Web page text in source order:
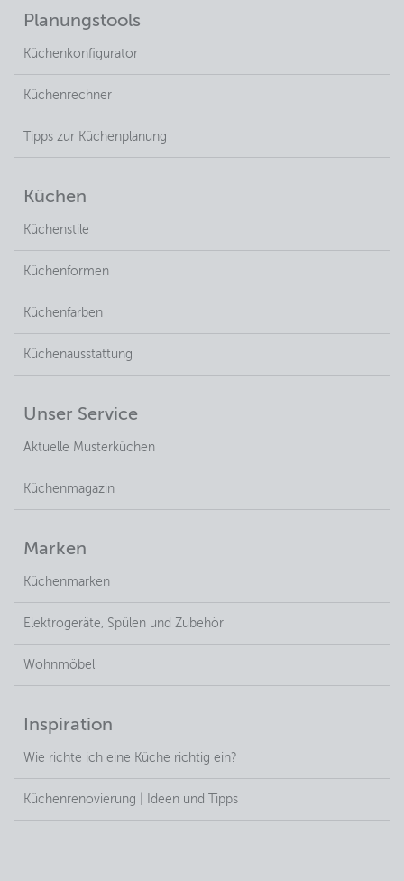
Planungstools
Küchenkonfigurator
Küchenrechner
Tipps zur Küchenplanung
Küchen
Küchenstile
Küchenformen
Küchenfarben
Küchenausstattung
Unser Service
Aktuelle Musterküchen
Küchenmagazin
Marken
Küchenmarken
Elektrogeräte, Spülen und Zubehör
Wohnmöbel
Inspiration
Wie richte ich eine Küche richtig ein?
Küchenrenovierung | Ideen und Tipps